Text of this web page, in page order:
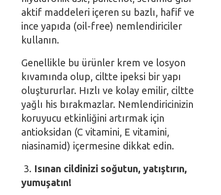
aktif maddeleri içeren su bazlı, hafif ve
ince yapıda (oil-free) nemlendiriciler
kullanın.
Genellikle bu ürünler krem ve losyon
kıvamında olup, ciltte ipeksi bir yapı
oluştururlar. Hızlı ve kolay emilir, ciltte
yağlı his bırakmazlar. Nemlendiricinizin
koruyucu etkinliğini artırmak için
antioksidan (C vitamini, E vitamini,
niasinamid) içermesine dikkat edin.
3. Isınan cildinizi soğutun, yatıştırın,
yumuşatın!